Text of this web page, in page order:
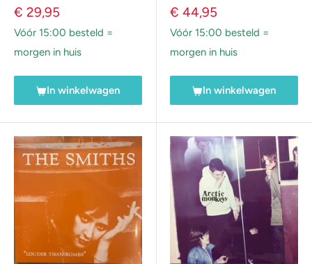
Verkoopprijs
€ 29,95
Vóór 15:00 besteld =
morgen in huis
In winkelwagen
Verkoopprijs
€ 44,95
Vóór 15:00 besteld =
morgen in huis
In winkelwagen